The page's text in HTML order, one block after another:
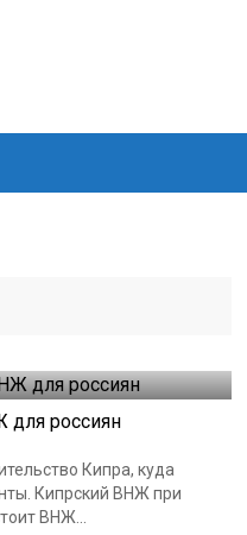
россиян
Кипра, куда
Кипрский ВНЖ при
ВНЖ...